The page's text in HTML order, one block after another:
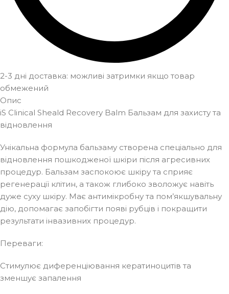
2-3 дні доставка: можливі затримки якщо товар
обмежений
Опис
iS Clinical Sheald Recovery Balm Бальзам для захисту та
відновлення
Унікальна формула бальзаму створена спеціально для
відновлення пошкодженої шкіри після агресивних
процедур. Бальзам заспокоює шкіру та сприяє
регенерації клітин, а також глибоко зволожує навіть
дуже суху шкіру. Має антимікробну та пом’якшувальну
дію, допомагає запобігти появі рубців і покращити
результати інвазивних процедур.
Переваги:
Стимулює диференціювання кератиноцитів та
зменшує запалення